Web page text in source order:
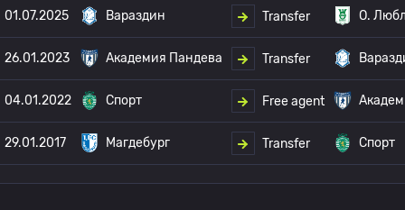
01.07.2025 Вараздин Transfer О.
26.01.2023 Академия Пандева Transfer
04.01.2022 Спорт Free agent
29.01.2017 Магдебург Transfer Спорт